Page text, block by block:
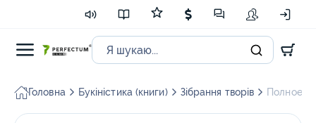
Головна Букіністика (книги) Зібрання творів Полное